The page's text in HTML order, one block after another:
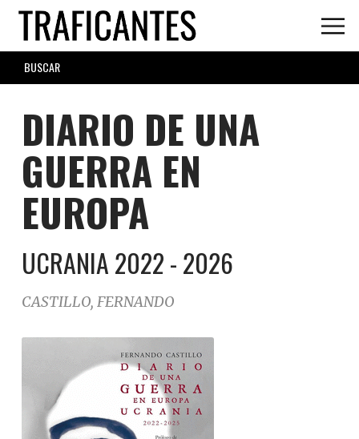
Skip
main
content
SEARCH
FORM
DIARIO DE UNA
GUERRA EN
EUROPA
UCRANIA 2022 - 2026
CASTILLO, FERNANDO